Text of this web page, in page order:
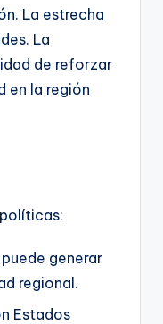
La estrecha
La
de reforzar
en la región
generar
regional.
Estados